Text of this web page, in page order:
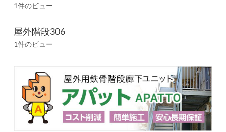
1件のビュー
屋外階段306
1件のビュー